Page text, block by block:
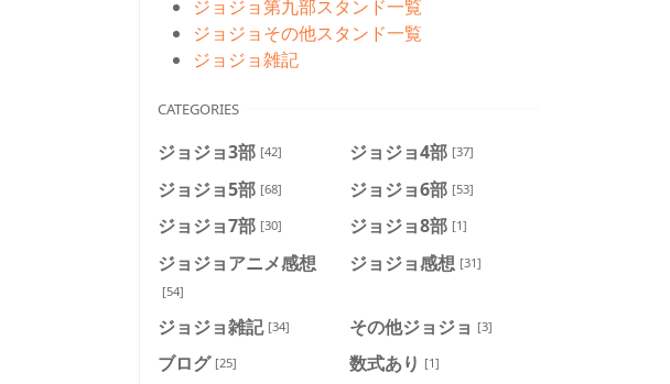
ジョジョ第九部スタンド一覧
ジョジョその他スタンド一覧
ジョジョ雑記
CATEGORIES
ジョジョ3部 [42] ジョジョ4部 [37]
ジョジョ5部 [68] ジョジョ6部 [53]
ジョジョ7部 [30] ジョジョ8部 [1]
ジョジョアニメ感想
[54]
ジョジョ感想 [31]
ジョジョ雑記 [34] その他ジョジョ [3]
ブログ [25] 数式あり [1]